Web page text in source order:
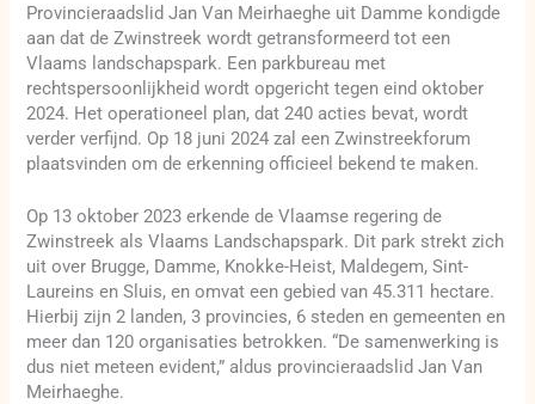
Provincieraadslid Jan Van Meirhaeghe uit Damme kondigde
aan dat de Zwinstreek wordt getransformeerd tot een
Vlaams landschapspark. Een parkbureau met
rechtspersoonlijkheid wordt opgericht tegen eind oktober
2024. Het operationeel plan, dat 240 acties bevat, wordt
verder verfijnd. Op 18 juni 2024 zal een Zwinstreekforum
plaatsvinden om de erkenning officieel bekend te maken.
Op 13 oktober 2023 erkende de Vlaamse regering de
Zwinstreek als Vlaams Landschapspark. Dit park strekt zich
uit over Brugge, Damme, Knokke-Heist, Maldegem, Sint-
Laureins en Sluis, en omvat een gebied van 45.311 hectare.
Hierbij zijn 2 landen, 3 provincies, 6 steden en gemeenten en
meer dan 120 organisaties betrokken. “De samenwerking is
dus niet meteen evident,” aldus provincieraadslid Jan Van
Meirhaeghe.